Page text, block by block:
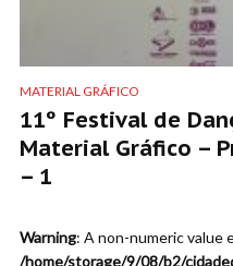
MATERIAL GRÁFICO
11º Festival de
Material Gráfico –
– 1
Warning: A non-numeric value
/home/storage/9/08/b2/